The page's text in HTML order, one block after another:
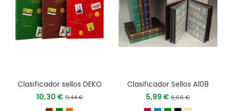
Clasificador sellos DEKO
10,30 €11,44 €
Clasificador Sellos A108
5,99 €6,66 €